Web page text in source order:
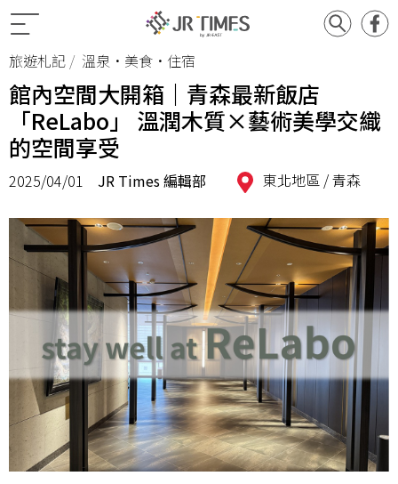
旅遊札記 溫泉•美食•住宿
館內空間大開箱｜青森最新飯店
「ReLabo」 溫潤木質×藝術美學交織
的空間享受
2025/04/01 JR Times 編輯部 東北地區 /青森